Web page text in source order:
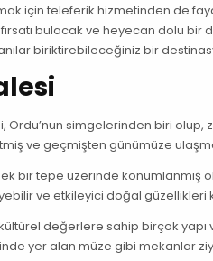
için teleferik hizmetinden de
fırsatı bulacak ve heyecan dolu
biriktirebileceğiniz bir
Ordu’nun simgelerinden biri
ve geçmişten günümüze
bir tepe üzerinde konumlanmış
ve etkileyici doğal güzellikleri
değerlere sahip birçok yapı
yer alan müze gibi mekanlar